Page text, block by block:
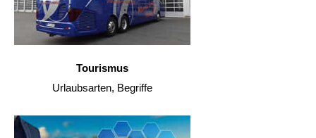
Tourismus
Urlaubsarten, Begriffe